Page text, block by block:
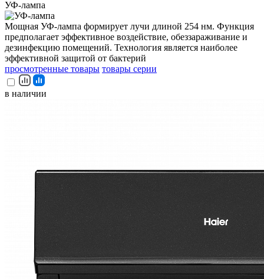
УФ-лампа
Мощная УФ-лампа формирует лучи длиной 254 нм. Функция
предполагает эффективное воздействие, обеззараживание и
дезинфекцию помещений. Технология является наиболее
эффективной защитой от бактерий
просмотренные товары товары серии
в наличии